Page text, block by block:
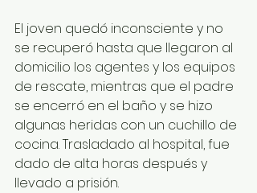
El joven quedó inconsciente y no
se recuperó hasta que llegaron al
domicilio los agentes y los equipos
de rescate, mientras que el padre
se encerró en el baño y se hizo
algunas heridas con un cuchillo de
cocina. Trasladado al hospital, fue
dado de alta horas después y
llevado a prisión.